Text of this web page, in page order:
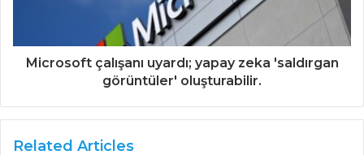
Microsoft çalışanı uyardı; yapay zeka 'saldırgan
görüntüler' oluşturabilir.
Related Articles